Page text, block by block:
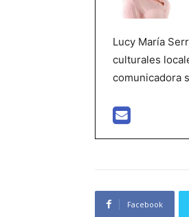
Lucy María
culturales
comunicadora
Facebook